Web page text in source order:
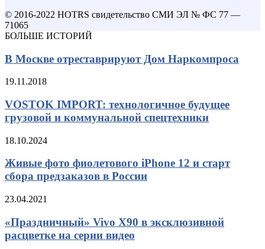
© 2016-2022 HOTRS свидетельство СМИ ЭЛ № ФС 77 —
71065
БОЛЬШЕ ИСТОРИЙ
В Москве отреставрируют Дом Наркомпроса
19.11.2018
VOSTOK IMPORT: технологичное будущее
грузовой и коммунальной спецтехники
18.10.2024
Живые фото фиолетового iPhone 12 и старт
сбора предзаказов в России
23.04.2021
«Праздничный» Vivo X90 в эксклюзивной
расцветке на серии видео